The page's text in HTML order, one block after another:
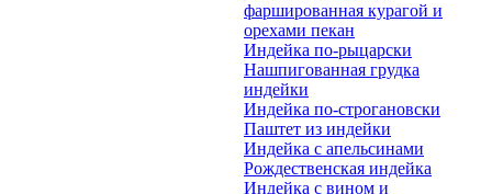
фаршированная курагой и
орехами пекан
Индейка по-рыцарски
Нашпигованная грудка
индейки
Индейка по-строгановски
Паштет из индейки
Индейка с апельсинами
Рождественская индейка
Индейка с вином и